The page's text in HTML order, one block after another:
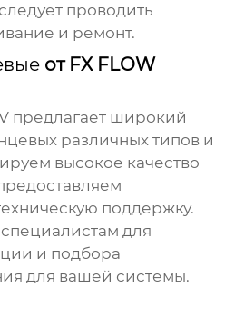
проводить
и ремонт.
от FX FLOW
предлагает широкий
различных типов и
высокое качество
поддержку.
для
и подбора
для вашей системы.